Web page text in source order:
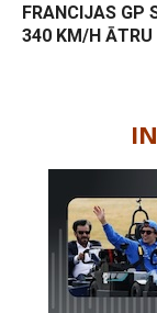
FRANCIJAS GP
340 KM/H ĀTRU